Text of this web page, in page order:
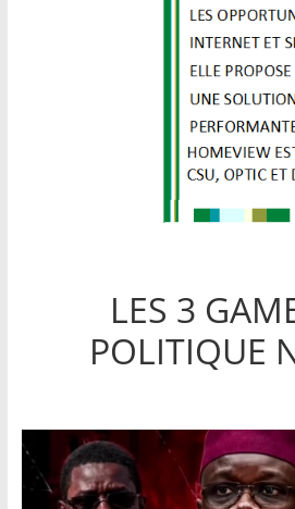
LES 3
POLITIQUE